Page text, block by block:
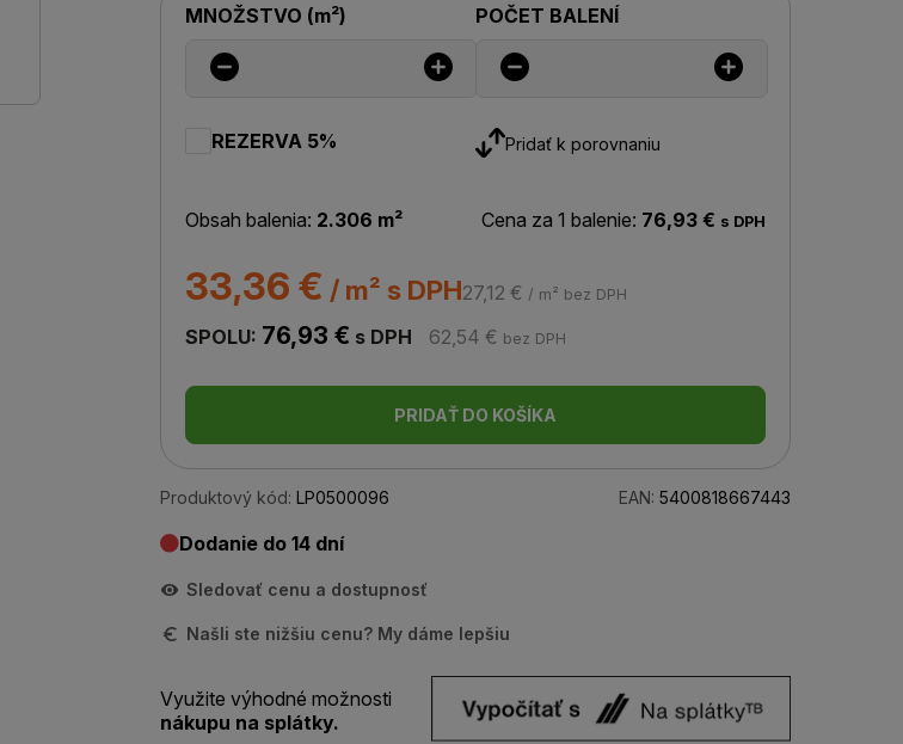
MNOŽSTVO (m²) POČET BALENÍ
REZERVA 5% Pridať k porovnaniu
Obsah balenia: 2.306 m² Cena za 1 balenie: 76,93 € s DPH
33,36 € / m² s DPH27,12 € / m² bez DPH
SPOLU: 76,93 € s DPH 62,54 € bez DPH
PRIDAŤ DO KOŠÍKA
Produktový kód: LP0500096 EAN: 5400818667443
Dodanie do 14 dní
Sledovať cenu a dostupnosť
Našli ste nižšiu cenu? My dáme lepšiu
Využite výhodné možnosti
nákupu na splátky.